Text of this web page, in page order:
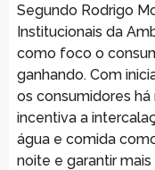
Segundo Rodrigo
Institucionais da
como foco o
ganhando. Com
os consumidores
incentiva a
água e comida
noite e garantir mais